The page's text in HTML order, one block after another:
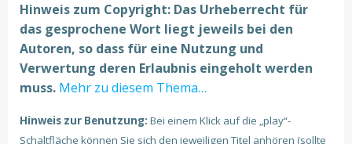
Hinweis zum Copyright: Das Urheberrecht für
das gesprochene Wort liegt jeweils bei den
Autoren, so dass für eine Nutzung und
Verwertung deren Erlaubnis eingeholt werden
muss. Mehr zu diesem Thema…
Hinweis zur Benutzung: Bei einem Klick auf die „play“-
Schaltfläche können Sie sich den jeweiligen Titel anhören (sollte